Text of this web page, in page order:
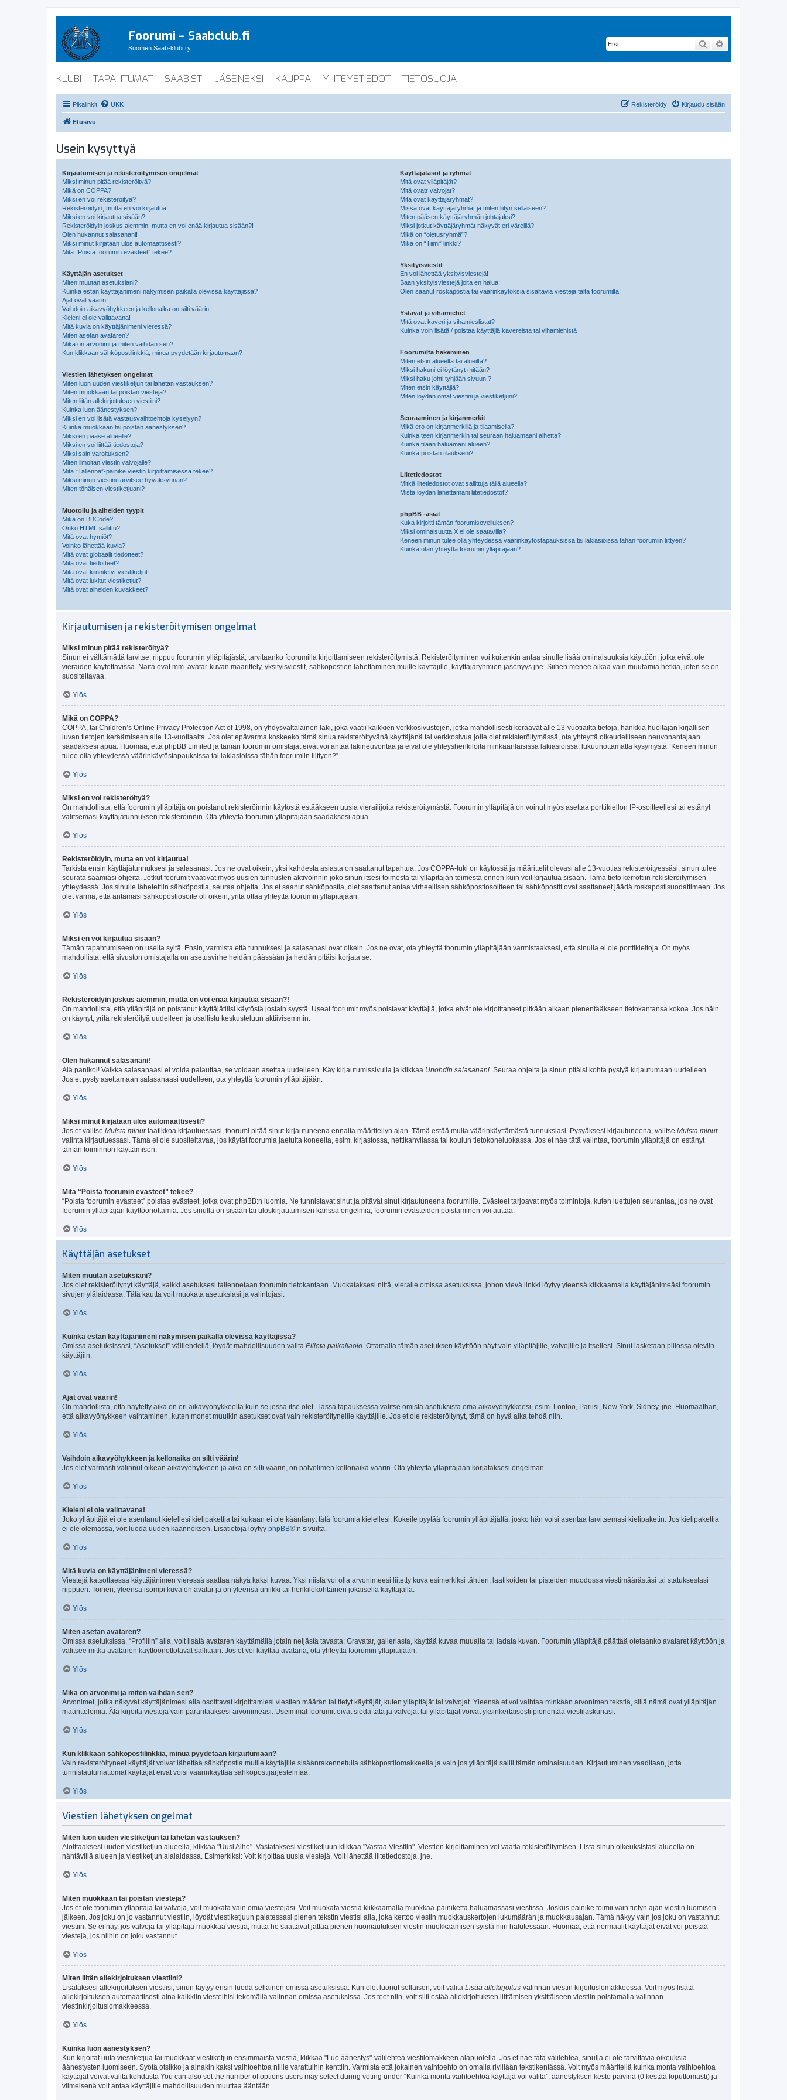
Foorumi – Saabclub.fi
Suomen Saab-klubi ry Etsi
KLUBI TAPAHTUMAT SAABISTI JÄSENEKSI KAUPPA YHTEYSTIEDOT TIETOSUOJA
Pikalinkit UKK Kirjaudu sisään
Rekisteröidy
Etusivu
Usein kysyttyä
Kirjautumisen ja rekisteröitymisen ongelmat
Miksi minun pitää rekisteröityä?
Mikä on COPPA?
Miksi en voi rekisteröityä?
Rekisteröidyin, mutta en voi kirjautua!
Miksi en voi kirjautua sisään?
Rekisteröidyin joskus aiemmin, mutta en voi enää kirjautua sisään?!
Olen hukannut salasanani!
Miksi minut kirjataan ulos automaattisesti?
Mitä “Poista foorumin evästeet” tekee?
Käyttäjän asetukset
Miten muutan asetuksiani?
Kuinka estän käyttäjänimeni näkymisen paikalla olevissa käyttäjissä?
Ajat ovat väärin!
Vaihdoin aikavyöhykkeen ja kellonaika on silti väärin!
Kieleni ei ole valittavana!
Mitä kuvia on käyttäjänimeni vieressä?
Miten asetan avataren?
Mikä on arvonimi ja miten vaihdan sen?
Kun klikkaan sähköpostilinkkiä, minua pyydetään kirjautumaan?
Viestien lähetyksen ongelmat
Miten luon uuden viestiketjun tai lähetän vastauksen?
Miten muokkaan tai poistan viestejä?
Miten liitän allekirjoituksen viestiini?
Kuinka luon äänestyksen?
Miksi en voi lisätä vastausvaihtoehtoja kyselyyn?
Kuinka muokkaan tai poistan äänestyksen?
Miksi en pääse alueelle?
Miksi en voi liittää tiedostoja?
Miksi sain varoituksen?
Miten ilmoitan viestin valvojalle?
Mitä “Tallenna”-painike viestin kirjoittamisessa tekee?
Miksi minun viestini tarvitsee hyväksynnän?
Miten tönäisen viestiketjuani?
Muotoilu ja aiheiden tyypit
Mikä on BBCode?
Onko HTML sallittu?
Mitä ovat hymiöt?
Voinko lähettää kuvia?
Mitä ovat globaalit tiedotteet?
Mitä ovat tiedotteet?
Mitä ovat kiinnitetyt viestiketjut
Mitä ovat lukitut viestiketjut?
Mitä ovat aiheiden kuvakkeet?
Käyttäjätasot ja ryhmät
Mitä ovat ylläpitäjät?
Mitä ovatr valvojat?
Mitä ovat käyttäjäryhmät?
Missä ovat käyttäjäryhmät ja miten liityn sellaiseen?
Miten pääsen käyttäjäryhmän johtajaksi?
Miksi jotkut käyttäjäryhmät näkyvät eri väreillä?
Mikä on “oletusryhmä”?
Mikä on “Tiimi” linkki?
Yksityisviestit
En voi lähettää yksityisviestejä!
Saan yksityisviestejä joita en halua!
Olen saanut roskapostia tai väärinkäytöksiä sisältäviä viestejä tältä foorumilta!
Ystävät ja vihamiehet
Mitä ovat kaveri ja vihamieslistat?
Kuinka voin lisätä / poistaa käyttäjiä kavereista tai vihamiehistä
Foorumilta hakeminen
Miten etsin alueelta tai alueilta?
Miksi hakuni ei löytänyt mitään?
Miksi haku johti tyhjään sivuun!?
Miten etsin käyttäjiä?
Miten löydän omat viestini ja viestiketjuni?
Seuraaminen ja kirjanmerkit
Mikä ero on kirjanmerkillä ja tilaamisella?
Kuinka teen kirjanmerkin tai seuraan haluamaani aihetta?
Kuinka tilaan haluamani alueen?
Kuinka poistan tilaukseni?
Liitetiedostot
Mitkä liitetiedostot ovat sallittuja tällä alueella?
Mistä löydän lähettämäni liitetiedostot?
phpBB -asiat
Kuka kirjoitti tämän foorumisovelluksen?
Miksi ominaisuutta X ei ole saatavilla?
Keneen minun tulee olla yhteydessä väärinkäytöstapauksissa tai lakiasioissa tähän foorumiin liittyen?
Kuinka otan yhteyttä foorumin ylläpitäjään?
Kirjautumisen ja rekisteröitymisen ongelmat
Miksi minun pitää rekisteröityä?
Sinun ei välttämättä tarvitse, riippuu foorumin ylläpitäjästä, tarvitaanko foorumilla kirjoittamiseen rekisteröitymistä. Rekisteröityminen voi kuitenkin antaa sinulle lisää ominaisuuksia käyttöön, jotka eivät ole
vieraiden käytettävissä. Näitä ovat mm. avatar-kuvan määrittely, yksityisviestit, sähköpostien lähettäminen muille käyttäjille, käyttäjäryhmien jäsenyys jne. Siihen menee aikaa vain muutamia hetkiä, joten se on
suositeltavaa.
Ylös
Mikä on COPPA?
COPPA, tai Children’s Online Privacy Protection Act of 1998, on yhdysvaltalainen laki, joka vaatii kaikkien verkkosivustojen, jotka mahdollisesti keräävät alle 13-vuotiailta tietoja, hankkia huoltajan kirjallisen
luvan tietojen keräämiseen alle 13-vuotiaalta. Jos olet epävarma koskeeko tämä sinua rekisteröityvänä käyttäjänä tai verkkosivua jolle olet rekisteröitymässä, ota yhteyttä oikeudelliseen neuvonantajaan
saadaksesi apua. Huomaa, että phpBB Limited ja tämän foorumin omistajat eivät voi antaa lakineuvontaa ja eivät ole yhteyshenkilöitä minkäänlaisissa lakiasioissa, lukuunottamatta kysymystä “Keneen minun
tulee olla yhteydessä väärinkäytöstapauksissa tai lakiasioissa tähän foorumiin liittyen?”.
Ylös
Miksi en voi rekisteröityä?
On mahdollista, että foorumin ylläpitäjä on poistanut rekisteröinnin käytöstä estääkseen uusia vierailijoita rekisteröitymästä. Foorumin ylläpitäjä on voinut myös asettaa porttikiellon IP-osoitteellesi tai estänyt
valitsemasi käyttäjätunnuksen rekisteröinnin. Ota yhteyttä foorumin ylläpitäjään saadaksesi apua.
Ylös
Rekisteröidyin, mutta en voi kirjautua!
Tarkista ensin käyttäjätunnuksesi ja salasanasi. Jos ne ovat oikein, yksi kahdesta asiasta on saattanut tapahtua. Jos COPPA-tuki on käytössä ja määrittelit olevasi alle 13-vuotias rekisteröityessäsi, sinun tulee
seurata saamiasi ohjeita. Jotkut foorumit vaativat myös uusien tunnusten aktivoinnin joko sinun itsesi toimesta tai ylläpitäjän toimesta ennen kuin voit kirjautua sisään. Tämä tieto kerrottiin rekisteröitymisen
yhteydessä. Jos sinulle lähetettiin sähköpostia, seuraa ohjeita. Jos et saanut sähköpostia, olet saattanut antaa virheellisen sähköpostiosoitteen tai sähköpostit ovat saattaneet jäädä roskapostisuodattimeen. Jos
olet varma, että antamasi sähköpostiosoite oli oikein, yritä ottaa yhteyttä foorumin ylläpitäjään.
Ylös
Miksi en voi kirjautua sisään?
Tämän tapahtumiseen on useita syitä. Ensin, varmista että tunnuksesi ja salasanasi ovat oikein. Jos ne ovat, ota yhteyttä foorumin ylläpitäjään varmistaaksesi, että sinulla ei ole porttikieltoja. On myös
mahdollista, että sivuston omistajalla on asetusvirhe heidän päässään ja heidän pitäisi korjata se.
Ylös
Rekisteröidyin joskus aiemmin, mutta en voi enää kirjautua sisään?!
On mahdollista, että ylläpitäjä on poistanut käyttäjätilisi käytöstä jostain syystä. Useat foorumit myös poistavat käyttäjiä, jotka eivät ole kirjoittaneet pitkään aikaan pienentääkseen tietokantansa kokoa. Jos näin
on käynyt, yritä rekisteröityä uudelleen ja osallistu keskusteluun aktiivisemmin.
Ylös
Olen hukannut salasanani!
Älä panikoi! Vaikka salasanaasi ei voida palauttaa, se voidaan asettaa uudelleen. Käy kirjautumissivulla ja klikkaa Unohdin salasanani . Seuraa ohjeita ja sinun pitäisi kohta pystyä kirjautumaan uudelleen.
Jos et pysty asettamaan salasanaasi uudelleen, ota yhteyttä foorumin ylläpitäjään.
Ylös
Miksi minut kirjataan ulos automaattisesti?
Jos et valitse Muista minut-laatikkoa kirjautuessasi, foorumi pitää sinut kirjautuneena ennalta määritellyn ajan. Tämä estää muita väärinkäyttämästä tunnuksiasi. Pysyäksesi kirjautuneena, valitse Muista minut-
valinta kirjautuessasi. Tämä ei ole suositeltavaa, jos käytät foorumia jaetulta koneelta, esim. kirjastossa, nettikahvilassa tai koulun tietokoneluokassa. Jos et näe tätä valintaa, foorumin ylläpitäjä on estänyt
tämän toiminnon käyttämisen.
Ylös
Mitä “Poista foorumin evästeet” tekee?
“Poista foorumin evästeet” poistaa evästeet, jotka ovat phpBB:n luomia. Ne tunnistavat sinut ja pitävät sinut kirjautuneena foorumille. Evästeet tarjoavat myös toimintoja, kuten luettujen seurantaa, jos ne ovat
foorumin ylläpitäjän käyttöönottamia. Jos sinulla on sisään tai uloskirjautumisen kanssa ongelmia, foorumin evästeiden poistaminen voi auttaa.
Ylös
Käyttäjän asetukset
Miten muutan asetuksiani?
Jos olet rekisteröitynyt käyttäjä, kaikki asetuksesi tallennetaan foorumin tietokantaan. Muokataksesi niitä, vieraile omissa asetuksissa, johon vievä linkki löytyy yleensä klikkaamalla käyttäjänimeäsi foorumin
sivujen ylälaidassa. Tätä kautta voit muokata asetuksiasi ja valintojasi.
Ylös
Kuinka estän käyttäjänimeni näkymisen paikalla olevissa käyttäjissä?
Omissa asetuksissasi, “Asetukset”-välilehdellä, löydät mahdollisuuden valita Piilota paikallaolo . Ottamalla tämän asetuksen käyttöön näyt vain ylläpitäjille, valvojille ja itsellesi. Sinut lasketaan piilossa oleviin
käyttäjiin.
Ylös
Ajat ovat väärin!
On mahdollista, että näytetty aika on eri aikavyöhykkeeltä kuin se jossa itse olet. Tässä tapauksessa valitse omista asetuksista oma aikavyöhykkeesi, esim. Lontoo, Pariisi, New York, Sidney, jne. Huomaathan,
että aikavyöhykkeen vaihtaminen, kuten monet muutkin asetukset ovat vain rekisteröityneille käyttäjille. Jos et ole rekisteröitynyt, tämä on hyvä aika tehdä niin.
Ylös
Vaihdoin aikavyöhykkeen ja kellonaika on silti väärin!
Jos olet varmasti valinnut oikean aikavyöhykkeen ja aika on silti väärin, on palvelimen kellonaika väärin. Ota yhteyttä ylläpitäjään korjataksesi ongelman.
Ylös
Kieleni ei ole valittavana!
Joko ylläpitäjä ei ole asentanut kielellesi kielipakettia tai kukaan ei ole kääntänyt tätä foorumia kielellesi. Kokeile pyytää foorumin ylläpitäjältä, josko hän voisi asentaa tarvitsemasi kielipaketin. Jos kielipakettia
ei ole olemassa, voit luoda uuden käännöksen. Lisätietoja löytyy phpBB®:n sivuilta.
Ylös
Mitä kuvia on käyttäjänimeni vieressä?
Viestejä katsottaessa käyttäjänimen vieressä saattaa näkyä kaksi kuvaa. Yksi niistä voi olla arvonimeesi liitetty kuva esimerkiksi tähtien, laatikoiden tai pisteiden muodossa viestimäärästäsi tai statuksestasi
riippuen. Toinen, yleensä isompi kuva on avatar ja on yleensä uniikki tai henkilökohtainen jokaisella käyttäjällä.
Ylös
Miten asetan avataren?
Omissa asetuksissa, “Profiilin” alla, voit lisätä avataren käyttämällä jotain neljästä tavasta: Gravatar, galleriasta, käyttää kuvaa muualta tai ladata kuvan. Foorumin ylläpitäjä päättää otetaanko avataret käyttöön ja
valitsee mitkä avatarien käyttöönottotavat sallitaan. Jos et voi käyttää avataria, ota yhteyttä foorumin ylläpitäjään.
Ylös
Mikä on arvonimi ja miten vaihdan sen?
Arvonimet, jotka näkyvät käyttäjänimesi alla osoittavat kirjoittamiesi viestien määrän tai tietyt käyttäjät, kuten ylläpitäjät tai valvojat. Yleensä et voi vaihtaa minkään arvonimen tekstiä, sillä nämä ovat ylläpitäjän
määrittelemiä. Älä kirjoita viestejä vain parantaaksesi arvonimeäsi. Useimmat foorumit eivät siedä tätä ja valvojat tai ylläpitäjät voivat yksinkertaisesti pienentää viestilaskuriasi.
Ylös
Kun klikkaan sähköpostilinkkiä, minua pyydetään kirjautumaan?
Vain rekisteröityneet käyttäjät voivat lähettää sähköpostia muille käyttäjille sisäänrakennetulla sähköpostilomakkeella ja vain jos ylläpitäjä sallii tämän ominaisuuden. Kirjautuminen vaaditaan, jotta
tunnistautumattomat käyttäjät eivät voisi väärinkäyttää sähköpostijärjestelmää.
Ylös
Viestien lähetyksen ongelmat
Miten luon uuden viestiketjun tai lähetän vastauksen?
Aloittaaksesi uuden viestiketjun alueella, klikkaa "Uusi Aihe". Vastataksesi viestiketjuun klikkaa "Vastaa Viestiin". Viestien kirjoittaminen voi vaatia rekisteröitymisen. Lista sinun oikeuksistasi alueella on
nähtävillä alueen ja viestiketjun alalaidassa. Esimerkiksi: Voit kirjoittaa uusia viestejä, Voit lähettää liitetiedostoja, jne.
Ylös
Miten muokkaan tai poistan viestejä?
Jos et ole foorumin ylläpitäjä tai valvoja, voit muokata vain omia viestejäsi. Voit muokata viestiä klikkaamalla muokkaa-painiketta haluamassasi viestissä. Joskus painike toimii vain tietyn ajan viestin luomisen
jälkeen. Jos joku on jo vastannut viestiin, löydät viestiketjuun palatessasi pienen tekstin viestisi alla, joka kertoo viestin muokkauskertojen lukumäärän ja muokkausajan. Tämä näkyy vain jos joku on vastannut
viestiin. Se ei näy, jos valvoja tai ylläpitäjä muokkaa viestiä, mutta he saattavat jättää pienen huomautuksen viestin muokkaamisen syistä niin halutessaan. Huomaa, että normaalit käyttäjät eivät voi poistaa
viestejä, jos niihin on joku vastannut.
Ylös
Miten liitän allekirjoituksen viestiini?
Lisätäksesi allekirjoituksen viestiisi, sinun täytyy ensin luoda sellainen omissa asetuksissa. Kun olet luonut sellaisen, voit valita Lisää allekirjoitus-valinnan viestin kirjoituslomakkeessa. Voit myös lisätä
allekirjoituksen automaattisesti aina kaikkiin viesteihisi tekemällä valinnan omissa asetuksissa. Jos teet niin, voit silti estää allekirjoituksen liittämisen yksittäiseen viestiin poistamalla valinnan
viestinkirjoituslomakkeessa.
Ylös
Kuinka luon äänestyksen?
Kun kirjoitat uuta viestiketjua tai muokkaat viestiketjun ensimmäistä viestiä, klikkaa "Luo äänestys"-välilehteä viestilomakkeen alapuolella. Jos et näe tätä välilehteä, sinulla ei ole tarvittavia oikeuksia
äänestysten luomiseen. Syötä otsikko ja ainakin kaksi vaihtoehtoa niille varattuihin kenttiin. Varmista että jokainen vaihtoehto on omalla rivillään tekstikentässä. Voit myös määritellä kuinka monta vaihtoehtoa
käyttäjät voivat valita kohdasta You can also set the number of options users may select during voting under “Kuinka monta vaihtoehtoa käyttäjä voi valita”, äänestyksen kesto päivinä (0 kestää loputtomasti) ja
viimeisenä voit antaa käyttäjille mahdollisuuden muuttaa ääntään.